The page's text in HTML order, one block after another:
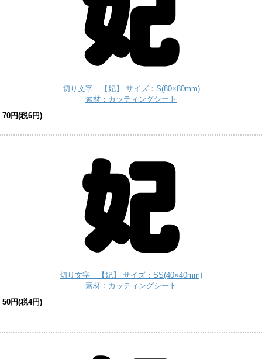
切り文字 【妃】 サイズ：S(80×80mm)
素材：カッティングシート
70円(税6円)
切り文字 【妃】 サイズ：SS(40×40mm)
素材：カッティングシート
50円(税4円)